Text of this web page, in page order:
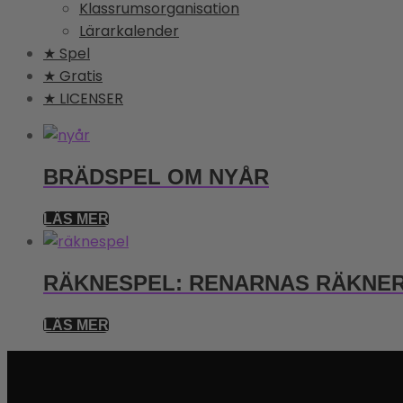
Klassrumsorganisation
Lärarkalender
★ Spel
★ Gratis
★ LICENSER
BRÄDSPEL OM NYÅR
LÄS MER
RÄKNESPEL: RENARNAS
LÄS MER